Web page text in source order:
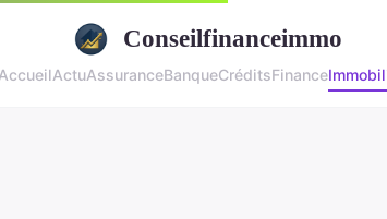
Conseilfinanceimmo
AccueilActuAssuranceBanqueCréditsFinance